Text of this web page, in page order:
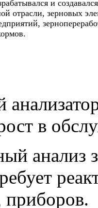
и
отрасли, зерновых
.
в
анализ
приборов.